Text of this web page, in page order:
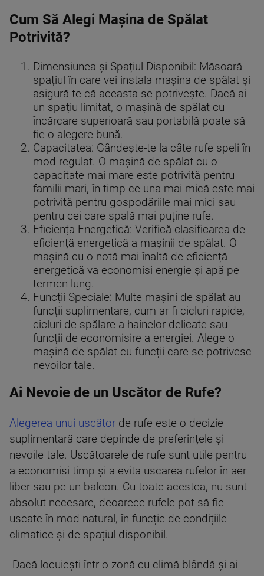
Cum Să Alegi Mașina de Spălat
Potrivită?
Dimensiunea și Spațiul Disponibil: Măsoară
spațiul în care vei instala mașina de spălat și
asigură-te că aceasta se potrivește. Dacă ai
un spațiu limitat, o mașină de spălat cu
încărcare superioară sau portabilă poate să
fie o alegere bună.
Capacitatea: Gândește-te la câte rufe speli în
mod regulat. O mașină de spălat cu o
capacitate mai mare este potrivită pentru
familii mari, în timp ce una mai mică este mai
potrivită pentru gospodăriile mai mici sau
pentru cei care spală mai puține rufe.
Eficiența Energetică: Verifică clasificarea de
eficiență energetică a mașinii de spălat. O
mașină cu o notă mai înaltă de eficiență
energetică va economisi energie și apă pe
termen lung.
Funcții Speciale: Multe mașini de spălat au
funcții suplimentare, cum ar fi cicluri rapide,
cicluri de spălare a hainelor delicate sau
funcții de economisire a energiei. Alege o
mașină de spălat cu funcții care se potrivesc
nevoilor tale.
Ai Nevoie de un Uscător de Rufe?
Alegerea unui uscător de rufe este o decizie
suplimentară care depinde de preferințele și
nevoile tale. Uscătoarele de rufe sunt utile pentru
a economisi timp și a evita uscarea rufelor în aer
liber sau pe un balcon. Cu toate acestea, nu sunt
absolut necesare, deoarece rufele pot să fie
uscate în mod natural, în funcție de condițiile
climatice și de spațiul disponibil.
Dacă locuiești într-o zonă cu climă blândă și ai